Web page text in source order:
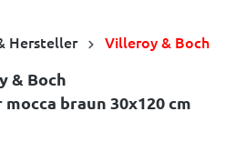
Hersteller Villeroy & Boch
& Boch
mocca braun 30x120 cm